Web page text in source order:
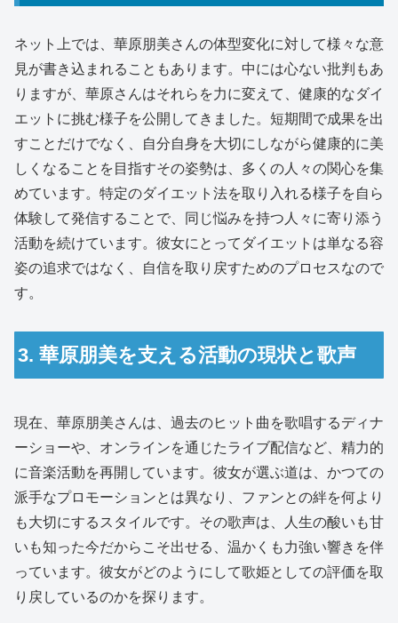
ネット上では、華原朋美さんの体型変化に対して様々な意
見が書き込まれることもあります。中には心ない批判もあ
りますが、華原さんはそれらを力に変えて、健康的なダイ
エットに挑む様子を公開してきました。短期間で成果を出
すことだけでなく、自分自身を大切にしながら健康的に美
しくなることを目指すその姿勢は、多くの人々の関心を集
めています。特定のダイエット法を取り入れる様子を自ら
体験して発信することで、同じ悩みを持つ人々に寄り添う
活動を続けています。彼女にとってダイエットは単なる容
姿の追求ではなく、自信を取り戻すためのプロセスなので
す。
3. 華原朋美を支える活動の現状と歌声
現在、華原朋美さんは、過去のヒット曲を歌唱するディナ
ーショーや、オンラインを通じたライブ配信など、精力的
に音楽活動を再開しています。彼女が選ぶ道は、かつての
派手なプロモーションとは異なり、ファンとの絆を何より
も大切にするスタイルです。その歌声は、人生の酸いも甘
いも知った今だからこそ出せる、温かくも力強い響きを伴
っています。彼女がどのようにして歌姫としての評価を取
り戻しているのかを探ります。